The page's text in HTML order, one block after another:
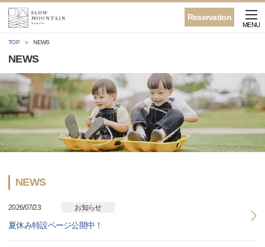
Reservation
MENU
TOP NEWS
NEWS
NEWS
2026/07/23 お知らせ
夏休み特設ページ公開中！